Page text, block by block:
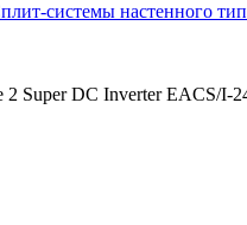
системы настенного
Super DC Inverter EACS/